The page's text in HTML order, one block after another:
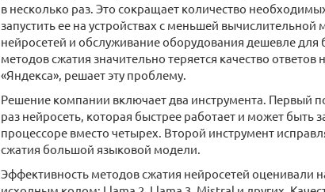
в несколько раз. Это сокращает количество
запустить ее на устройствах с меньшей
нейросетей и обслуживание оборудования дешевле для
методов сжатия значительно теряется качество
«Яндекса», решает эту проблему.
Решение компании включает два инструмента. Первый
раз нейросеть, которая быстрее работает и может
процессоре вместо четырех. Второй инструмент
сжатия большой языковой модели.
Эффективность методов сжатия нейросетей оценивали